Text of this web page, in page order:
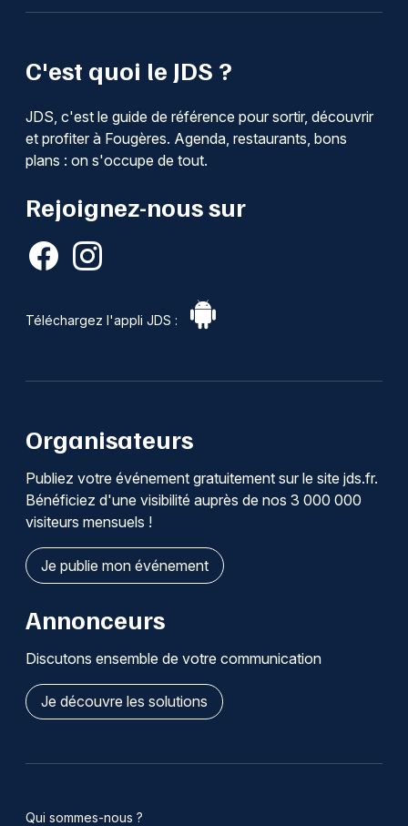
C'est quoi le JDS ?
JDS, c'est le guide de référence pour sortir, découvrir
et profiter à Fougères. Agenda, restaurants, bons
plans : on s'occupe de tout.
Rejoignez-nous sur
Téléchargez l'appli JDS :
Organisateurs
Publiez votre événement gratuitement sur le site jds.fr.
Bénéficiez d'une visibilité auprès de nos 3 000 000
visiteurs mensuels !
Je publie mon événement
Annonceurs
Discutons ensemble de votre communication
Je découvre les solutions
Qui sommes-nous ?